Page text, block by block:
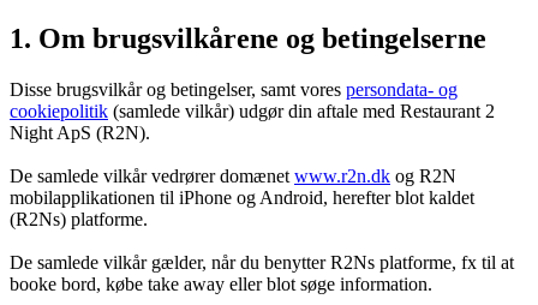
1. Om brugsvilkårene og betingelserne
Disse brugsvilkår og betingelser, samt vores persondata- og
cookiepolitik (samlede vilkår) udgør din aftale med Restaurant 2
Night ApS (R2N).
De samlede vilkår vedrører domænet www.r2n.dk og R2N
mobilapplikationen til iPhone og Android, herefter blot kaldet
(R2Ns) platforme.
De samlede vilkår gælder, når du benytter R2Ns platforme, fx til at
booke bord, købe take away eller blot søge information.